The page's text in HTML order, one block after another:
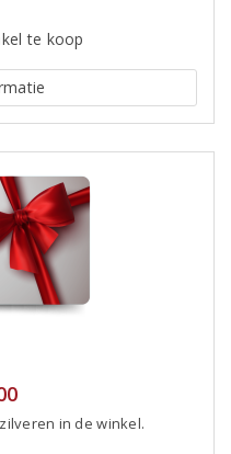
te koop
in de winkel.